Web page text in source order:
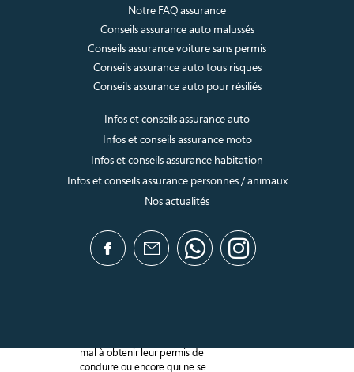
Lire l'article
Conduire une voiture
sans permis : quelles
sont les règles à
mal à obtenir leur permis de
conduire ou encore qui ne se
Notre FAQ assurance
Conseils assurance auto malussés
Conseils assurance voiture sans permis
Conseils assurance auto tous risques
Conseils assurance auto pour résiliés
Infos et conseils assurance auto
Infos et conseils assurance moto
Infos et conseils assurance habitation
Infos et conseils assurance personnes / animaux
Nos actualités